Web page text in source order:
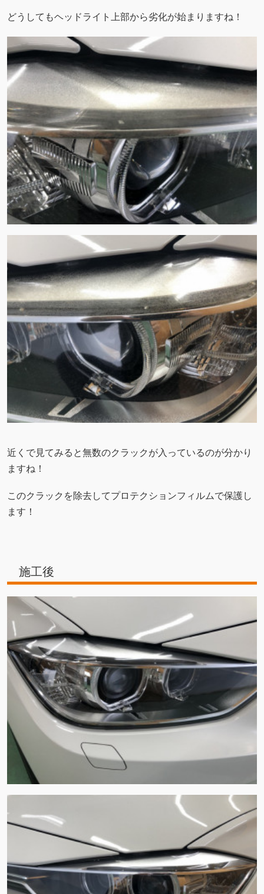
どうしてもヘッドライト上部から劣化が始まりますね！
近くで見てみると無数のクラックが入っているのが分かり
ますね！
このクラックを除去してプロテクションフィルムで保護し
ます！
施工後